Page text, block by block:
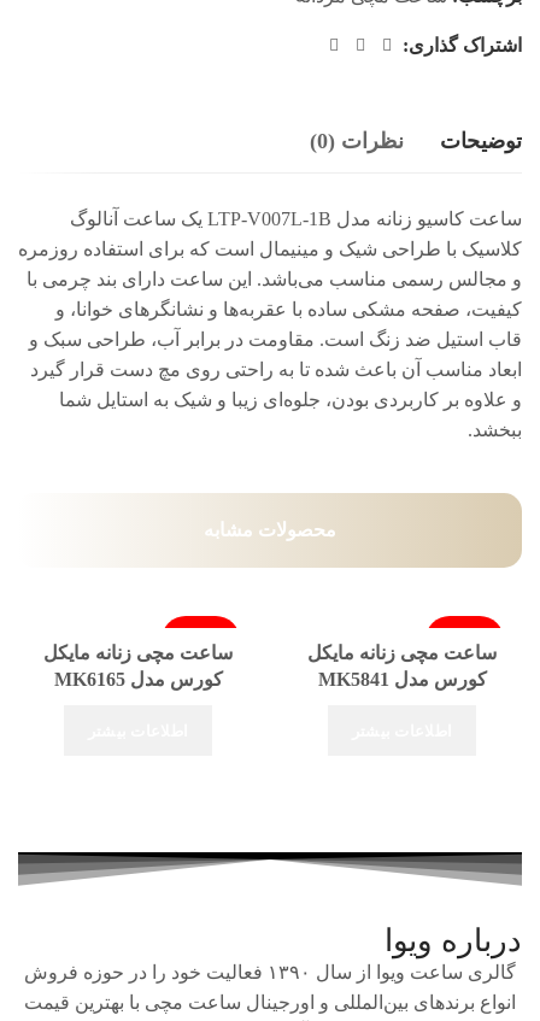
اشتراک گذاری:
توضیحات نظرات (0)
ساعت کاسیو زنانه مدل LTP-V007L-1B یک ساعت آنالوگ
کلاسیک با طراحی شیک و مینیمال است که برای استفاده روزمره
و مجالس رسمی مناسب می‌باشد. این ساعت دارای بند چرمی با
کیفیت، صفحه مشکی ساده با عقربه‌ها و نشانگرهای خوانا، و
قاب استیل ضد زنگ است. مقاومت در برابر آب، طراحی سبک و
ابعاد مناسب آن باعث شده تا به راحتی روی مچ دست قرار گیرد
و علاوه بر کاربردی بودن، جلوه‌ای زیبا و شیک به استایل شما
ببخشد.
محصولات مشابه
فروخته شد
ساعت مچی زنانه مایکل
کورس مدل MK5841
فروخته شد
ساعت مچی زنانه مایکل
کورس مدل MK6165
درباره ویوا
گالری ساعت ویوا از سال ۱۳۹۰ فعالیت خود را در حوزه فروش
انواع برندهای بین‌المللی و اورجینال ساعت مچی با بهترین قیمت